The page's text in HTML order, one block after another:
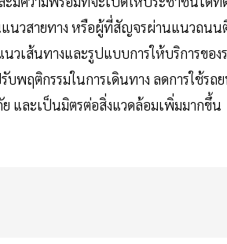
นวสายทาง หรือผู้ที่สัญจรผ่านแนวถน
วเส้นทางและรูปแบบการให้บริการขอ
พฤติกรรมในการเดินทาง ลดการใช้ร
และเป็นมิตรต่อสิ่งแวดล้อมเพิ่มมากขึ้น